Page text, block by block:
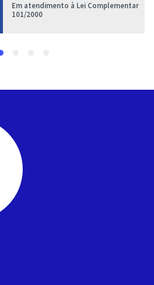
Em atendimento à Lei Complementar
101/2000